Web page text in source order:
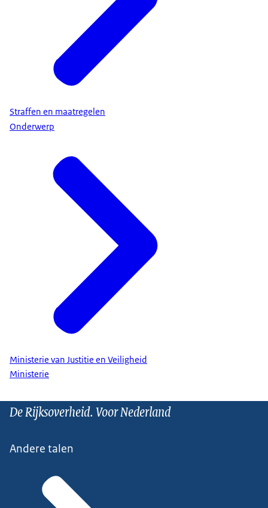
Straffen en maatregelen
Onderwerp
Ministerie van Justitie en Veiligheid
Ministerie
De Rijksoverheid. Voor Nederland
Andere talen